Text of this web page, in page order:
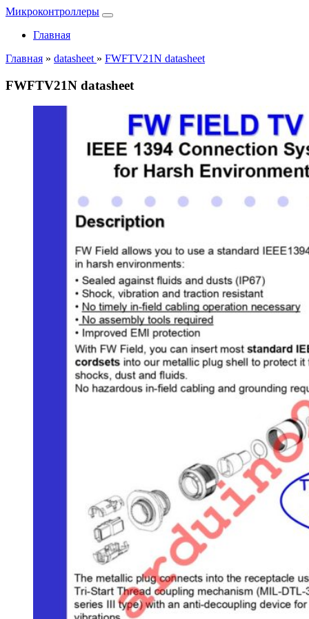
Микроконтроллеры
Главная
Главная » datasheet » FWFTV21N datasheet
FWFTV21N datasheet